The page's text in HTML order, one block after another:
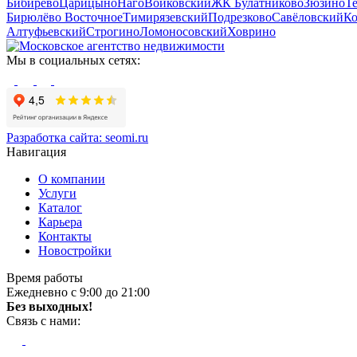
Бирюлёво ВосточноеТимирязевскийПодрезковоСавёловский
АлтуфьевскийСтрогиноЛомоносовскийХоврино
Мы в социальных сетях:
Разработка сайта: seomi.ru
Навигация
О компании
Услуги
Каталог
Карьера
Контакты
Новостройки
Время работы
Ежедневно с 9:00 до 21:00
Без выходных!
Связь с нами: